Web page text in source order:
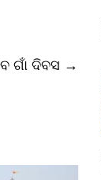
ଗାଁ ଦିବସ →